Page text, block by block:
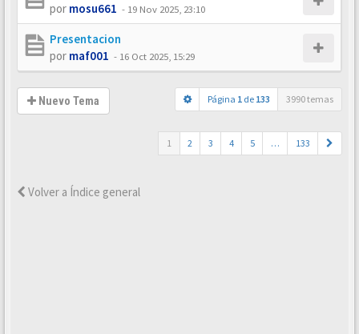
por mosu661 - 19 Nov 2025, 23:10
Presentacion
por maf001 - 16 Oct 2025, 15:29
Nuevo Tema Página 1 de 133 3990 temas
1 2 3 4 5 … 133
Volver a Índice general